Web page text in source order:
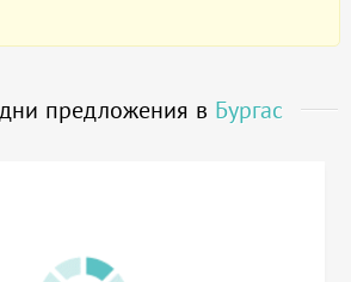
предложения в Бургас